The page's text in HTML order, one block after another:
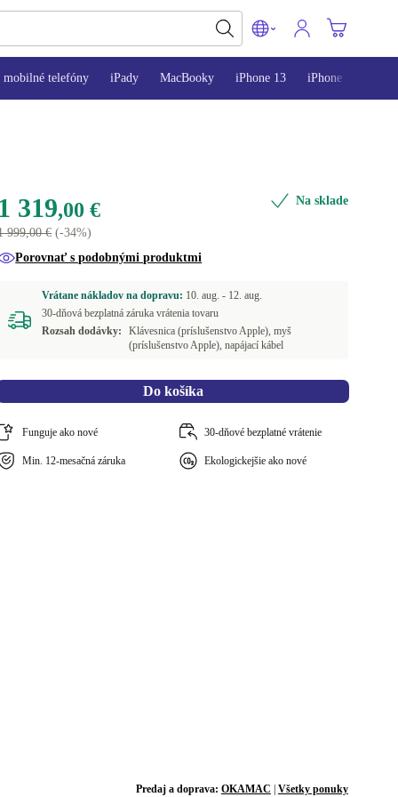
mobilné telefóny iPady MacBooky iPhone 13 iPhone 14
1 319,00 €
999,00 €(-34%)
Na sklade
Porovnať s podobnými produktmi
Vrátane nákladov na dopravu: 10. aug. - 12. aug.
30-dňová bezplatná záruka vrátenia tovaru
Rozsah dodávky:
Klávesnica (príslušenstvo Apple), myš
(príslušenstvo Apple), napájací kábel
Do košíka
Funguje ako nové 30-dňové bezplatné vrátenie
Min. 12-mesačná záruka Ekologickejšie ako nové
Predaj a doprava: OKAMAC
Všetky ponuky